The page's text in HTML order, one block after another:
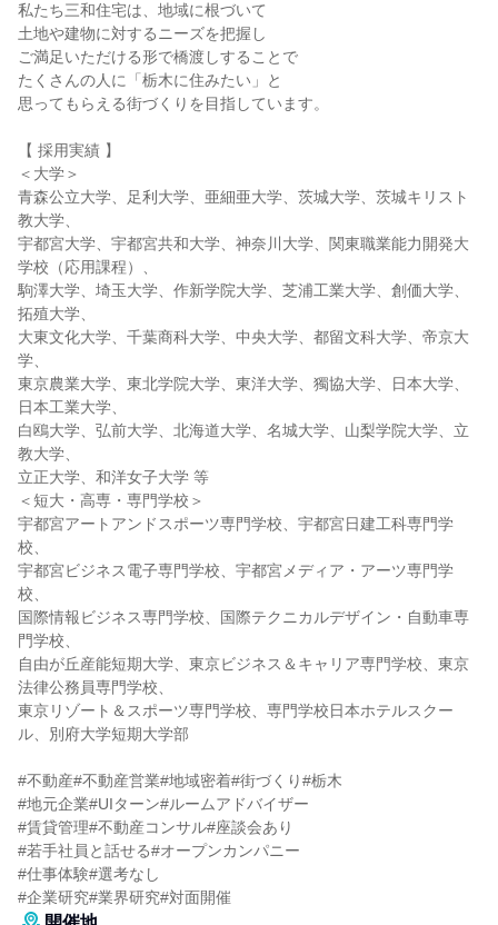
私たち三和住宅は、地域に根づいて
土地や建物に対するニーズを把握し
ご満足いただける形で橋渡しすることで
たくさんの人に「栃木に住みたい」と
思ってもらえる街づくりを目指しています。
【 採用実績 】
＜大学＞
青森公立大学、足利大学、亜細亜大学、茨城大学、茨城キリスト
教大学、
宇都宮大学、宇都宮共和大学、神奈川大学、関東職業能力開発大
学校（応用課程）、
駒澤大学、埼玉大学、作新学院大学、芝浦工業大学、創価大学、
拓殖大学、
大東文化大学、千葉商科大学、中央大学、都留文科大学、帝京大
学、
東京農業大学、東北学院大学、東洋大学、獨協大学、日本大学、
日本工業大学、
白鴎大学、弘前大学、北海道大学、名城大学、山梨学院大学、立
教大学、
立正大学、和洋女子大学 等
＜短大・高専・専門学校＞
宇都宮アートアンドスポーツ専門学校、宇都宮日建工科専門学
校、
宇都宮ビジネス電子専門学校、宇都宮メディア・アーツ専門学
校、
国際情報ビジネス専門学校、国際テクニカルデザイン・自動車専
門学校、
自由が丘産能短期大学、東京ビジネス＆キャリア専門学校、東京
法律公務員専門学校、
東京リゾート＆スポーツ専門学校、専門学校日本ホテルスクー
ル、別府大学短期大学部
#不動産#不動産営業#地域密着#街づくり#栃木
#地元企業#UIターン#ルームアドバイザー
#賃貸管理#不動産コンサル#座談会あり
#若手社員と話せる#オープンカンパニー
#仕事体験#選考なし
#企業研究#業界研究#対面開催